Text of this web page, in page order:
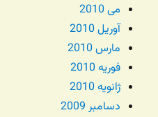
می 2010
آوریل 2010
مارس 2010
فوریه 2010
ژانویه 2010
دسامبر 2009